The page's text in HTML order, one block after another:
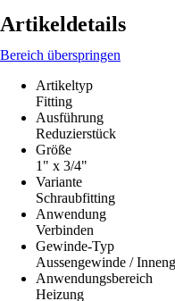
Artikeldetails
Bereich überspringen
Artikeltyp
Fitting
Ausführung
Reduzierstück
Größe
1" x 3/4"
Variante
Schraubfitting
Anwendung
Verbinden
Gewinde-Typ
Aussengewinde /
Anwendungsbereich
Heizung